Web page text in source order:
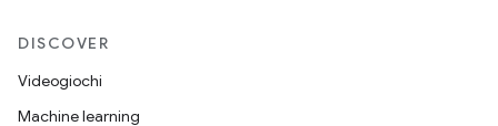
DISCOVER
Videogiochi
Machine learning